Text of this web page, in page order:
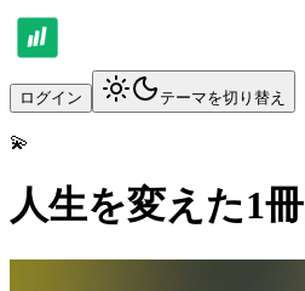
ログイン テーマを切り替え
💫
人生を変えた1冊